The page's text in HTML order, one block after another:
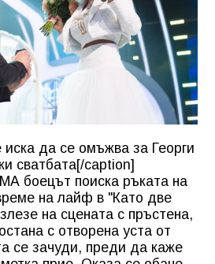
иска да се омъжва за Георги
сватбата[/caption]
боецът поиска ръката на
на лайф в "Като две
на сцената с пръстена,
с отворена уста от
се зачуди, преди да каже